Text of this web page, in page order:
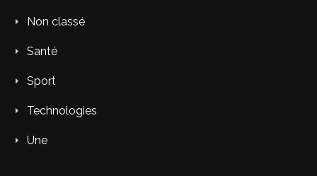
Non classé
Santé
Sport
Technologies
Une